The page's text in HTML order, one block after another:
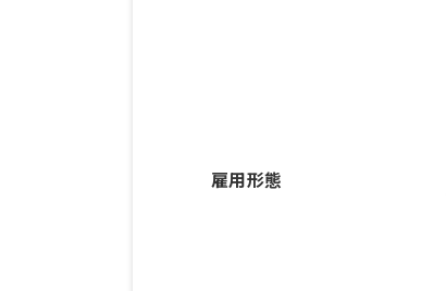
雇用形態